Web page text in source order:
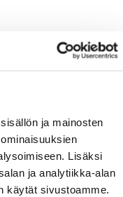
ja mainosten
Lisäksi
ja analytiikka-alan
käytät sivustoamme.